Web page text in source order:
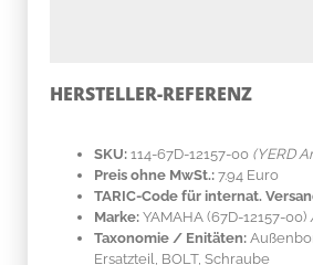
HERSTELLER-REFERENZ
SKU: 114-67D-12157-00 (YERD
Preis ohne MwSt.: 7.94 Euro
TARIC-Code für internat.
Marke: YAMAHA (67D-12157-00)
Taxonomie / Enitäten:
Ersatzteil, BOLT, Schraube